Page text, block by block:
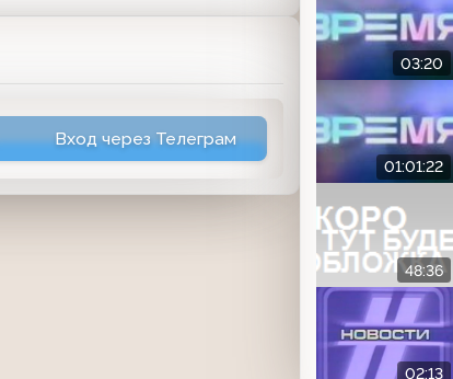
Вход через Телеграм
03:20
01:01:22
48:36
02:13